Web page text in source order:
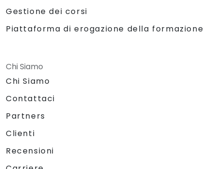
Gestione dei corsi
Piattaforma di erogazione della formazione
Chi Siamo
Chi Siamo
Contattaci
Partners
Clienti
Recensioni